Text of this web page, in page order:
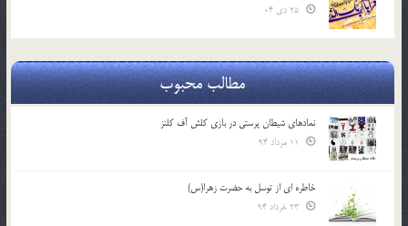
مطالب محبوب
نمادهای شیطان پرستی در بازی کلش آف کلنز
خاطره ای از توسل به حضرت زهرا(س)